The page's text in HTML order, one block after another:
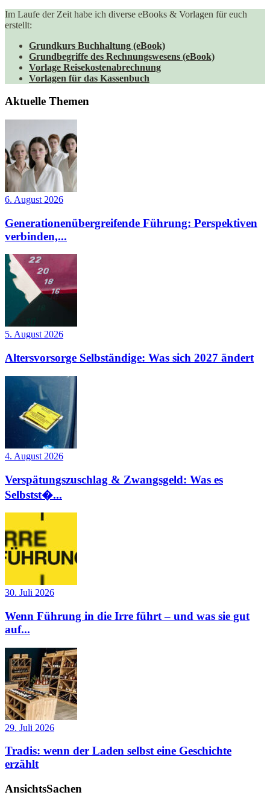
Im Laufe der Zeit habe ich diverse eBooks & Vorlagen für euch
erstellt:
Grundkurs Buchhaltung (eBook)
Grundbegriffe des Rechnungswesens (eBook)
Vorlage Reisekostenabrechnung
Vorlagen für das Kassenbuch
Aktuelle Themen
6. August 2026
Generationenübergreifende Führung: Perspektiven
verbinden,...
5. August 2026
Altersvorsorge Selbständige: Was sich 2027 ändert
4. August 2026
Verspätungszuschlag & Zwangsgeld: Was es
Selbstst�...
30. Juli 2026
Wenn Führung in die Irre führt – und was sie gut
auf...
29. Juli 2026
Tradis: wenn der Laden selbst eine Geschichte
erzählt
AnsichtsSachen